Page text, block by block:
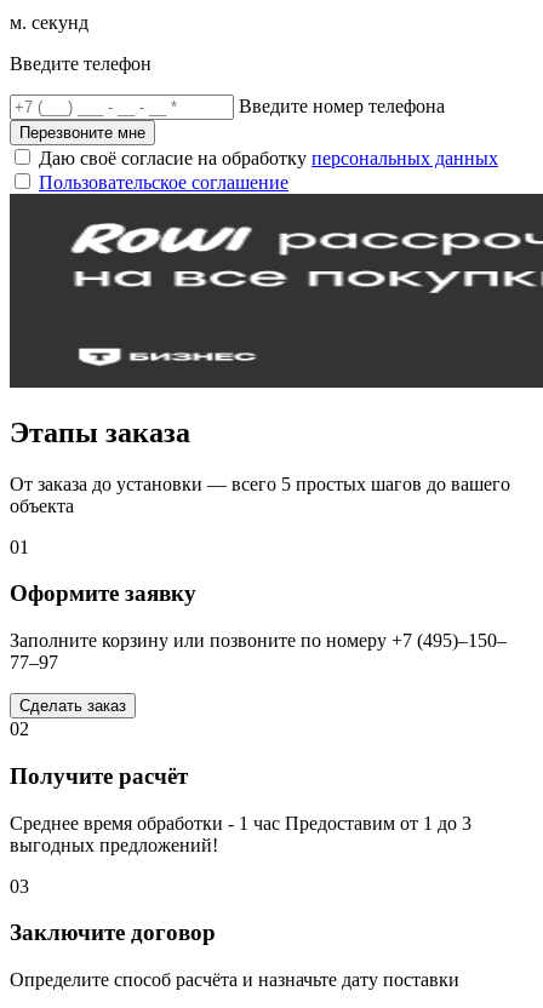
м. секунд
Введите телефон
Введите номер телефона
Перезвоните мне
Даю своё согласие на обработку персональных данных
Пользовательское соглашение
Этапы заказа
От заказа до установки — всего 5 простых шагов до вашего
объекта
01
Оформите заявку
Заполните корзину или позвоните по номеру +7 (495)–150–
77–97
Сделать заказ
02
Получите расчёт
Среднее время обработки - 1 час Предоставим от 1 до 3
выгодных предложений!
03
Заключите договор
Определите способ расчёта и назначьте дату поставки